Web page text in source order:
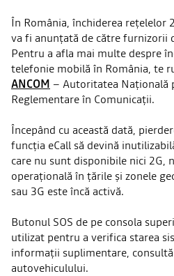
În România, închiderea rețelelor
va fi anunțată de către furnizorii
Pentru a afla mai multe despre
telefonie mobilă în România, te
ANCOM – Autoritatea Națională
Reglementare în Comunicații.
Începând cu această dată,
funcția eCall să devină
care nu sunt disponibile nici 2G,
operațională în țările și zonele
sau 3G este încă activă.
Butonul SOS de pe consola
utilizat pentru a verifica starea
informații suplimentare,
autovehiculului.